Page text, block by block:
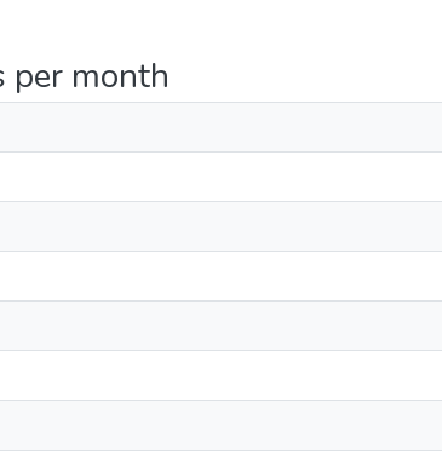
per month